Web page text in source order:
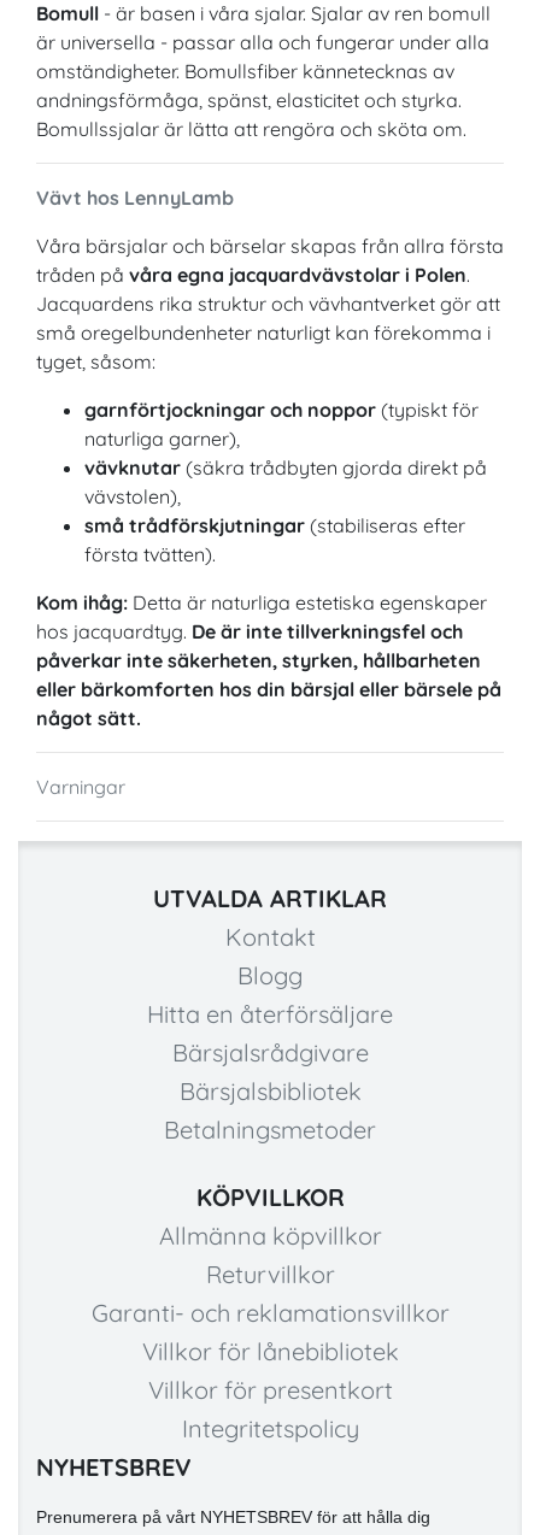
Bomull - är basen i våra sjalar. Sjalar av ren bomull
är universella - passar alla och fungerar under alla
omständigheter. Bomullsfiber kännetecknas av
andningsförmåga, spänst, elasticitet och styrka.
Bomullssjalar är lätta att rengöra och sköta om.
Vävt hos LennyLamb
Våra bärsjalar och bärselar skapas från allra första
tråden på våra egna jacquardvävstolar i Polen.
Jacquardens rika struktur och vävhantverket gör att
små oregelbundenheter naturligt kan förekomma i
tyget, såsom:
garnförtjockningar och noppor (typiskt för
naturliga garner),
vävknutar (säkra trådbyten gjorda direkt på
vävstolen),
små trådförskjutningar (stabiliseras efter
första tvätten).
Kom ihåg: Detta är naturliga estetiska egenskaper
hos jacquardtyg. De är inte tillverkningsfel och
påverkar inte säkerheten, styrken, hållbarheten
eller bärkomforten hos din bärsjal eller bärsele på
något sätt.
Varningar
UTVALDA ARTIKLAR
Kontakt
Blogg
Hitta en återförsäljare
Bärsjalsrådgivare
Bärsjalsbibliotek
Betalningsmetoder
KÖPVILLKOR
Allmänna köpvillkor
Returvillkor
Garanti- och reklamationsvillkor
Villkor för lånebibliotek
Villkor för presentkort
Integritetspolicy
NYHETSBREV
Prenumerera på vårt NYHETSBREV för att hålla dig